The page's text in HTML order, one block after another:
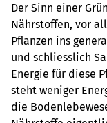
Der Sinn einer
Nährstoffen, vor
Pflanzen ins
und schliesslich
Energie für diese
steht weniger
die